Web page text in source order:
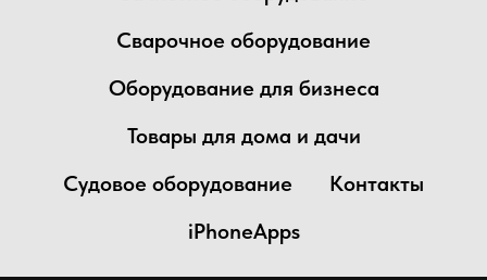
Сварочное оборудование
Оборудование для бизнеса
Товары для дома и дачи
Судовое оборудование
Контакты
iPhoneApps